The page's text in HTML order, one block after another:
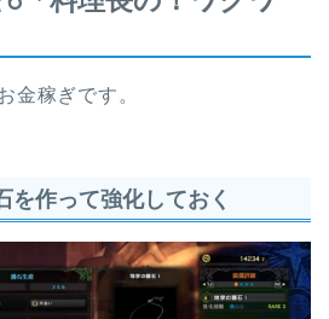
金稼ぎです。
作って強化しておく